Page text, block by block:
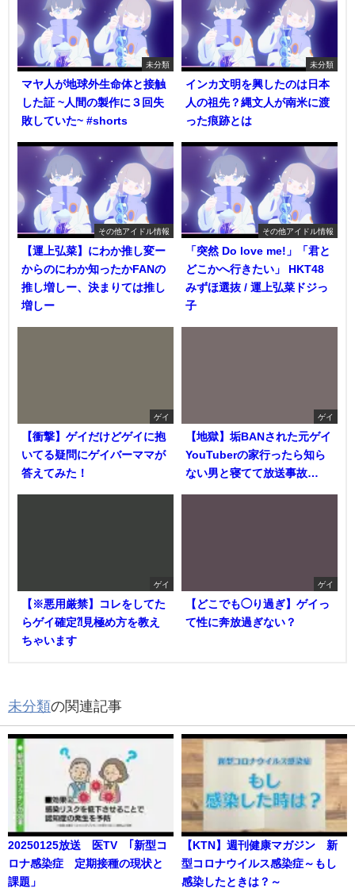
未分類
マヤ人が地球外生命体と接触
した証 ~人間の製作に３回失
敗していた~ #shorts
未分類
インカ文明を興したのは日本
人の祖先？縄文人が南米に渡
った痕跡とは
その他アイドル情報
【運上弘菜】にわか推し変ー
からのにわか知ったかFANの
推し増しー、決まりては推し
増しー
その他アイドル情報
「突然 Do love me!」「君と
どこかへ行きたい」 HKT48
みずほ選抜 / 運上弘菜ドジっ
子
ゲイ
【衝撃】ゲイだけどゲイに抱
いてる疑問にゲイバーママが
答えてみた！
ゲイ
【地獄】垢BANされた元ゲイ
YouTuberの家行ったら知ら
ない男と寝てて放送事故…
ゲイ
【※悪用厳禁】コレをしてた
らゲイ確定⁈見極め方を教え
ちゃいます
ゲイ
【どこでも◯り過ぎ】ゲイっ
て性に奔放過ぎない？
未分類の関連記事
20250125放送 医TV ｢新型コ
ロナ感染症 定期接種の現状と
課題」
【KTN】週刊健康マガジン 新
型コロナウイルス感染症～もし
感染したときは？～